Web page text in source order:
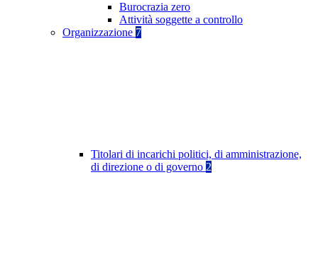
Burocrazia zero
Attività soggette a controllo
Organizzazione 7
Titolari di incarichi politici, di amministrazione,
di direzione o di governo 2